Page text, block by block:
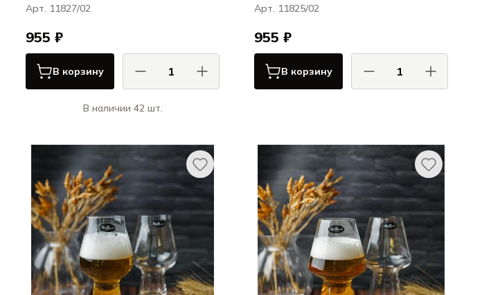
Арт. 11827/02
955 ₽
В корзину
В наличии 42 шт.
Арт. 11825/02
955 ₽
В корзину